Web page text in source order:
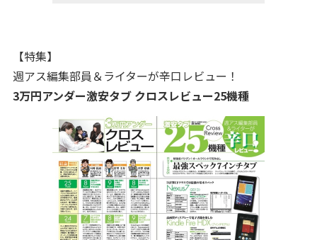
【特集】
週アス編集部員＆ライターが辛口レビュー！
3万円アンダー激安タブ クロスレビュー25機種